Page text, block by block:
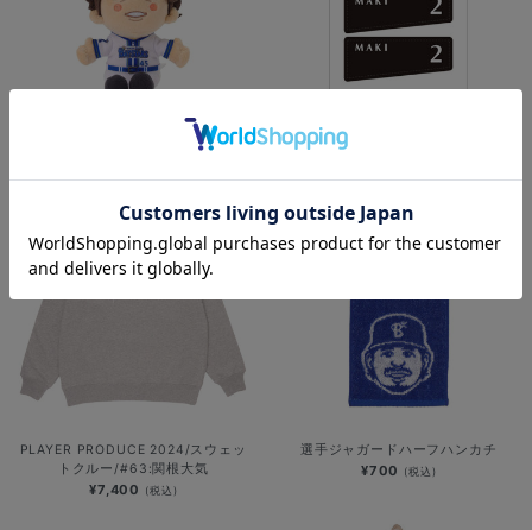
選手ぬいぐるみキーチェーン/第2弾 フェイスシール/アイブラック風
PLAYER PRODUCE 2024/スウェッ
トクルー/#63:関根大気
¥7,400 (税込)
選手ジャガードハーフハンカチ
¥700 (税込)